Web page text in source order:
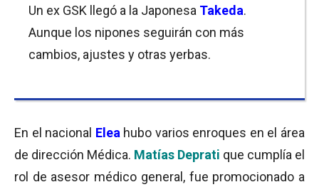
Un ex GSK llegó a la Japonesa Takeda.
Aunque los nipones seguirán con más
cambios, ajustes y otras yerbas.
En el nacional Elea hubo varios enroques en el área
de dirección Médica. Matías Deprati que cumplía el
rol de asesor médico general, fue promocionado a